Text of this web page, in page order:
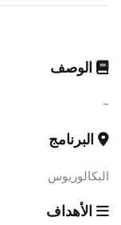
الوصف
-
البرنامج
البكالوريوس
الأهداف